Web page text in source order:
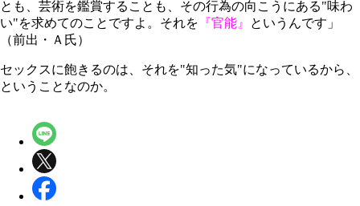
とも、芸術を鑑賞することも、その行為の向こうにある"味わ
い"を求めてのことですよ。それを 『官能』
というんです」
（前出・Ａ氏）
セックスに飽きるのは、それを"知った気"になっているから、
ということなのか。